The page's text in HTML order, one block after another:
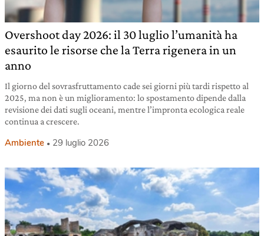
Overshoot day 2026: il 30 luglio l’umanità ha
esaurito le risorse che la Terra rigenera in un
anno
Il giorno del sovrasfruttamento cade sei giorni più tardi rispetto al
2025, ma non è un miglioramento: lo spostamento dipende dalla
revisione dei dati sugli oceani, mentre l’impronta ecologica reale
continua a crescere.
Ambiente 29 luglio 2026